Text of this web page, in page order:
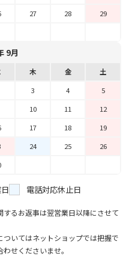
27 28
29
9月
木 金
土
3 4
5
10 11
12
17 18
19
24 25
26
電話対応休止日
るお返事は翌営業日以降にさせて
いてはネットショップでは把握で
せくださいませ。